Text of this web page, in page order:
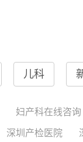
儿科
妇产科在线咨询
深圳产检医院